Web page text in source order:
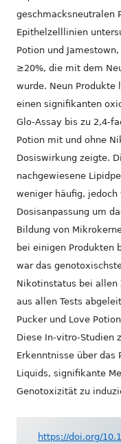
geschmacksneutralen
Epithelzelllinien
Potion und
≥20%, die mit dem
wurde. Neun
einen signifikanten
Glo-Assay bis zu 2,4-
Potion mit und ohne
Dosiswirkung zeigte.
nachgewiesene
weniger häufig,
Dosisanpassung um
Bildung von
bei einigen Produkten
war das
Nikotinstatus bei
aus allen Tests
Pucker und Love
Diese In-vitro-Studien
Erkenntnisse über das
Liquids, signifikante
Genotoxizität zu
https://doi.org/